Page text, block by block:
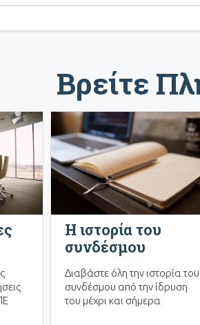
Βρείτε
Η ιστορία του
συνδέσμου
Διαβάστε όλη την ιστορία του
συνδέσμου από την ίδρυση
του μέχρι και σήμερα